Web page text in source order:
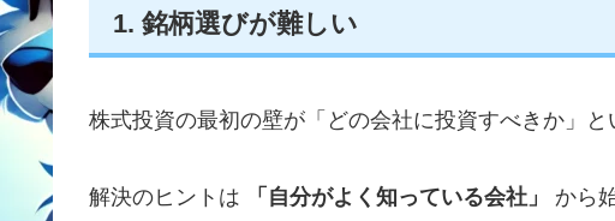
1. 銘柄選びが難しい
株式投資の最初の壁が「どの会社に投資すべきか」と
解決のヒントは 「自分がよく知っている会社」
から